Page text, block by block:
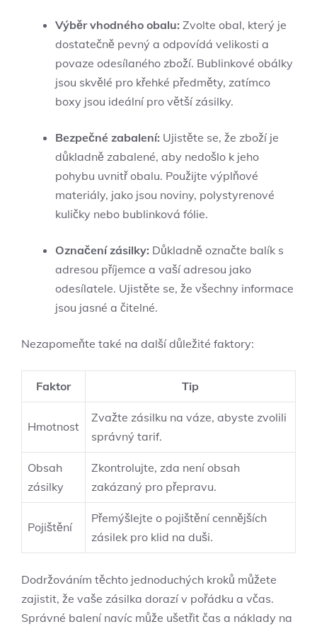
Výběr vhodného obalu: Zvolte obal, který je
dostatečně pevný a odpovídá velikosti a
povaze odesílaného zboží. Bublinkové obálky
jsou skvělé pro křehké předměty, zatímco
boxy jsou ideální pro větší zásilky.
Bezpečné zabalení: Ujistěte se, že zboží je
důkladně zabalené, aby nedošlo k jeho
pohybu uvnitř obalu. Použijte výplňové
materiály, jako jsou noviny, polystyrenové
kuličky nebo bublinková fólie.
Označení zásilky: Důkladně označte balík s
adresou příjemce a vaší adresou jako
odesílatele. Ujistěte se, že všechny informace
jsou jasné a čitelné.
Nezapomeňte také na další důležité faktory:
Faktor Tip
Hmotnost
Zvažte zásilku na váze, abyste zvolili
správný tarif.
Obsah
zásilky
Zkontrolujte, zda není obsah
zakázaný pro přepravu.
Pojištění
Přemýšlejte o pojištění cennějších
zásilek pro klid na duši.
Dodržováním těchto jednoduchých kroků můžete
zajistit, že vaše zásilka dorazí v pořádku a včas.
Správné balení navíc může ušetřit čas a náklady na